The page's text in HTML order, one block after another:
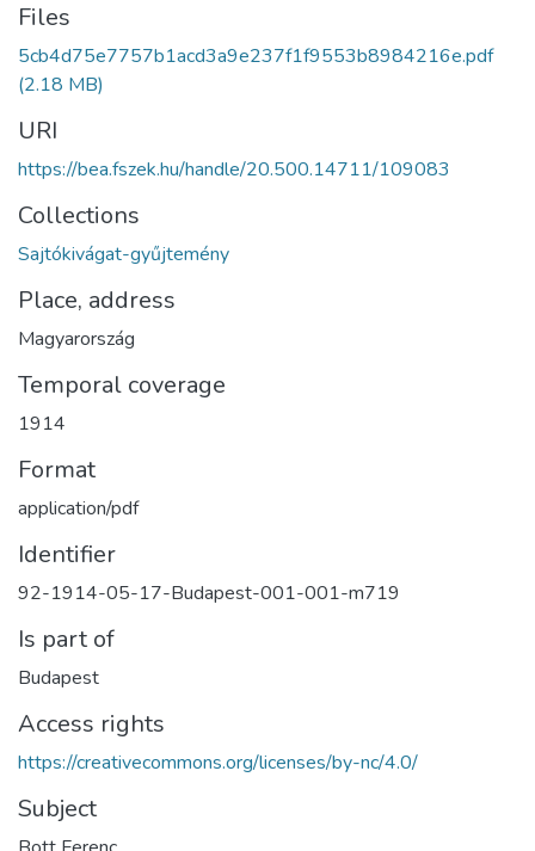
Files
5cb4d75e7757b1acd3a9e237f1f9553b8984216e.pdf
(2.18 MB)
URI
https://bea.fszek.hu/handle/20.500.14711/109083
Collections
Sajtókivágat-gyűjtemény
Place, address
Magyarország
Temporal coverage
1914
Format
application/pdf
Identifier
92-1914-05-17-Budapest-001-001-m719
Is part of
Budapest
Access rights
https://creativecommons.org/licenses/by-nc/4.0/
Subject